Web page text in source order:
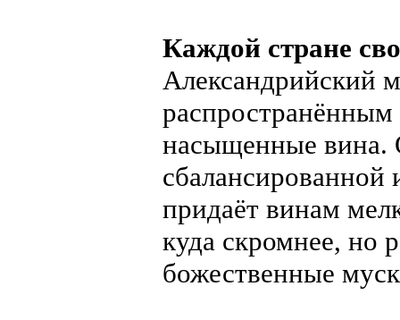
Каждой стране
Александрийский
насыщенные вина.
придаёт винам
куда скромнее,
божественные